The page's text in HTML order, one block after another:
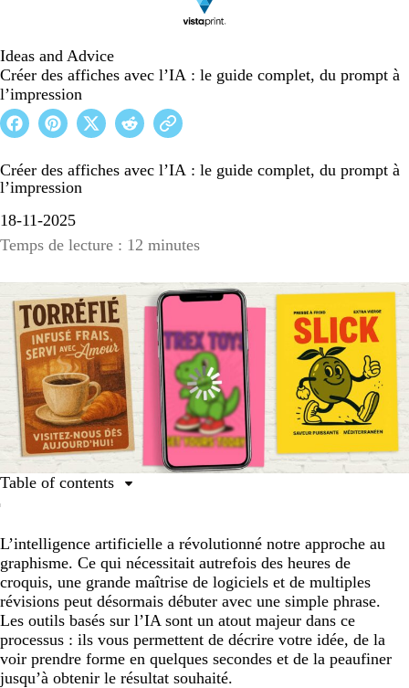
Ideas and Advice
Créer des affiches avec l’IA : le guide complet, du prompt à
l’impression
Créer des affiches avec l’IA : le guide complet, du prompt à
l’impression
18-11-2025
Temps de lecture : 12 minutes
L’intelligence artificielle a révolutionné notre approche au
graphisme. Ce qui nécessitait autrefois des heures de
croquis, une grande maîtrise de logiciels et de multiples
révisions peut désormais débuter avec une simple phrase.
Les outils basés sur l’IA sont un atout majeur dans ce
processus : ils vous permettent de décrire votre idée, de la
voir prendre forme en quelques secondes et de la peaufiner
jusqu’à obtenir le résultat souhaité.
Table of contents
Créer des affiches avec l’IA
Comment créer votre affiche avec l’aide de l’IA
Quels sont les avantages de l’IA pour la création
d’affiches ?
Création d’affiches avec l’IA : les points clés pour
l’impression